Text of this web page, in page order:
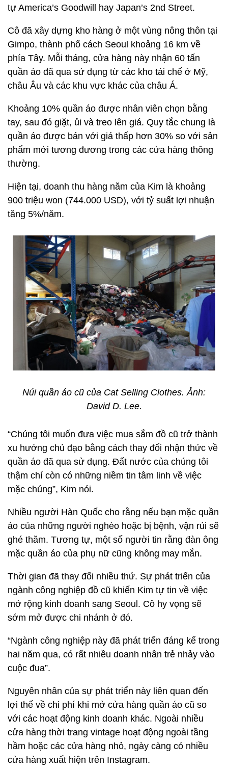
tự America’s Goodwill hay Japan’s 2nd Street.
Cô đã xây dựng kho hàng ở một vùng nông thôn tại
Gimpo, thành phố cách Seoul khoảng 16 km về
phía Tây. Mỗi tháng, cửa hàng này nhận 60 tấn
quần áo đã qua sử dụng từ các kho tái chế ở Mỹ,
châu Âu và các khu vực khác của châu Á.
Khoảng 10% quần áo được nhân viên chọn bằng
tay, sau đó giặt, ủi và treo lên giá. Quy tắc chung là
quần áo được bán với giá thấp hơn 30% so với sản
phẩm mới tương đương trong các cửa hàng thông
thường.
Hiện tại, doanh thu hàng năm của Kim là khoảng
900 triệu won (744.000 USD), với tỷ suất lợi nhuận
tăng 5%/năm.
Núi quần áo cũ của Cat Selling Clothes. Ảnh:
David D. Lee.
“Chúng tôi muốn đưa việc mua sắm đồ cũ trở thành
xu hướng chủ đạo bằng cách thay đổi nhận thức về
quần áo đã qua sử dụng. Đất nước của chúng tôi
thậm chí còn có những niềm tin tâm linh về việc
mặc chúng”, Kim nói.
Nhiều người Hàn Quốc cho rằng nếu bạn mặc quần
áo của những người nghèo hoặc bị bệnh, vận rủi sẽ
ghé thăm. Tương tự, một số người tin rằng đàn ông
mặc quần áo của phụ nữ cũng không may mắn.
Thời gian đã thay đổi nhiều thứ. Sự phát triển của
ngành công nghiệp đồ cũ khiến Kim tự tin về việc
mở rộng kinh doanh sang Seoul. Cô hy vọng sẽ
sớm mở được chi nhánh ở đó.
“Ngành công nghiệp này đã phát triển đáng kể trong
hai năm qua, có rất nhiều doanh nhân trẻ nhảy vào
cuộc đua”.
Nguyên nhân của sự phát triển này liên quan đến
lợi thế về chi phí khi mở cửa hàng quần áo cũ so
với các hoạt động kinh doanh khác. Ngoài nhiều
cửa hàng thời trang vintage hoạt động ngoài tầng
hầm hoặc các cửa hàng nhỏ, ngày càng có nhiều
cửa hàng xuất hiện trên Instagram.